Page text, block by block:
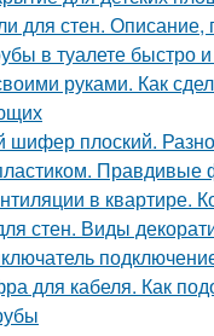
для стен.
в туалете быстро
руками. Как
плоский.
Правдивые
в квартире.
стен. Виды
для кабеля. Как